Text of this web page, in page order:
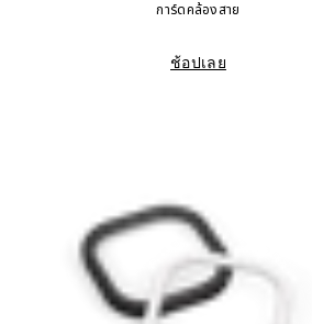
การ์ดคล้องสาย
ช้อปเลย